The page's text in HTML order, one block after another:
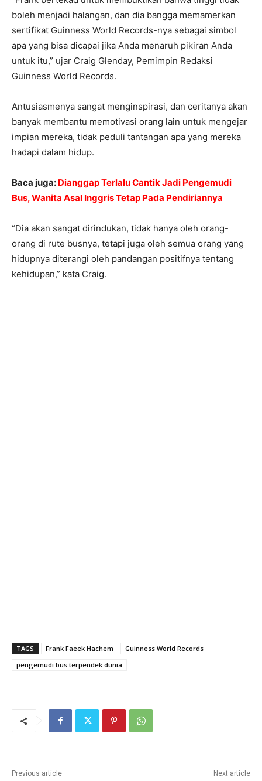
boleh menjadi halangan, dan dia bangga memamerkan
sertifikat Guinness World Records-nya sebagai simbol
apa yang bisa dicapai jika Anda menaruh pikiran Anda
untuk itu,” ujar Craig Glenday, Pemimpin Redaksi
Guinness World Records.
Antusiasmenya sangat menginspirasi, dan ceritanya akan
banyak membantu memotivasi orang lain untuk mengejar
impian mereka, tidak peduli tantangan apa yang mereka
hadapi dalam hidup.
Baca juga: Dianggap Terlalu Cantik Jadi Pengemudi
Bus, Wanita Asal Inggris Tetap Pada Pendiriannya
“Dia akan sangat dirindukan, tidak hanya oleh orang-
orang di rute busnya, tetapi juga oleh semua orang yang
hidupnya diterangi oleh pandangan positifnya tentang
kehidupan,” kata Craig.
TAGS Frank Faeek Hachem
Guinness World Records
pengemudi bus terpendek dunia
Previous article Next article